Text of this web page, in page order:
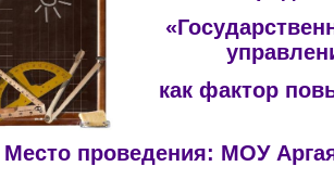
как фактор
Место проведения: МОУ